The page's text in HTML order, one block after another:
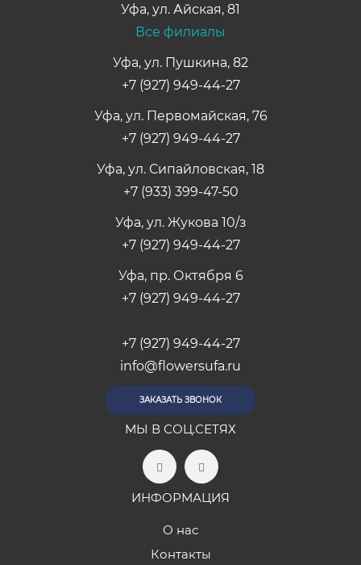
Уфа, ул. Айская, 81
Все филиалы
Уфа, ул. Пушкина, 82
+7 (927) 949-44-27
Уфа, ул. Первомайская, 76
+7 (927) 949-44-27
Уфа, ул. Сипайловская, 18
+7 (933) 399-47-50
Уфа, ул. Жукова 10/з
+7 (927) 949-44-27
Уфа, пр. Октября 6
+7 (927) 949-44-27
+7 (927) 949-44-27
info@flowersufa.ru
ЗАКАЗАТЬ ЗВОНОК
МЫ В СОЦ.СЕТЯХ
ИНФОРМАЦИЯ
О нас
Контакты